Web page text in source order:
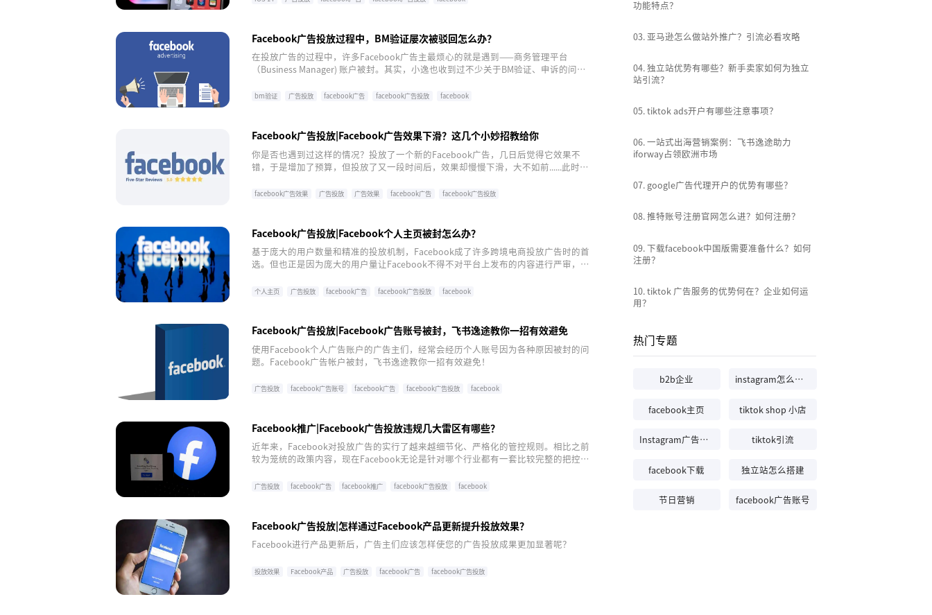
Facebook广告投放过程中，BM验证屡次被驳回怎么办？
在投放广告的过程中，许多Facebook广告主最烦心的就是遇到——商务管理平台
（Business Manager) 账户被封。其实，小逸也收到过不少关于BM验证、申诉的问
各位Facebook广告主摆脱被封魔咒！
bm验证 广告投放 facebook广告 facebook广告投放 facebook
Facebook广告投放|Facebook广告效果下滑？这几个小妙招教给你
你是否也遇到过这样的情况？投放了一个新的Facebook广告，几日后觉得它效果不
错，于是增加了预算，但投放了又一段时间后，效果却慢慢下滑，大不如前......此时你
用户多次看到你的同一条广告，出现了视觉疲劳。
facebook广告效果 广告投放 广告效果 facebook广告
facebook广告投放
Facebook广告投放|Facebook个人主页被封怎么办？
基于庞大的用户数量和精准的投放机制，Facebook成了许多跨境电商投放广告时的首
选。但也正是因为庞大的用户量让Facebook不得不对平台上发布的内容进行严审，也
被封怎么办？
个人主页 广告投放 facebook广告 facebook广告投放 facebook
Facebook广告投放|Facebook广告账号被封，飞书逸途教你一招有效避免
使用Facebook个人广告账户的广告主们，经常会经历个人账号因为各种原因被封的问
题。Facebook广告帐户被封，飞书逸途教你一招有效避免！
广告投放 facebook广告账号 facebook广告 facebook广告投放 facebook
Facebook推广|Facebook广告投放违规几大雷区有哪些？
近年来，Facebook对投放广告的实行了越来越细节化、严格化的管控规则。相比之前
较为笼统的政策内容，现在Facebook无论是针对哪个行业都有一套比较完整的把控规
广告投放 facebook广告 facebook推广 facebook广告投放 facebook
Facebook广告投放|怎样通过Facebook产品更新提升投放效果？
Facebook进行产品更新后，广告主们应该怎样使您的广告投放成果更加显著呢？
投放效果 Facebook产品 广告投放 facebook广告
facebook广告投放
功能特点？
03.亚马逊怎么做站外推广？引流必看攻略
04.独立站优势有哪些？新手卖家如何为独立
站引流？
05.tiktok ads开户有哪些注意事项？
06.一站式出海营销案例：飞书逸途助力
iforway占领欧洲市场
07. google广告代理开户的优势有哪些？
08.推特账号注册官网怎么进？如何注册？
09.下载facebook中国版需要准备什么？如何
注册？
10.tiktok 广告服务的优势何在？企业如何运
用？
热门专题
b2b企业 instagram怎么注册
facebook主页 tiktok shop 小店
Instagram广告投放 tiktok引流
facebook下载 独立站怎么搭建
节日营销 facebook广告账号